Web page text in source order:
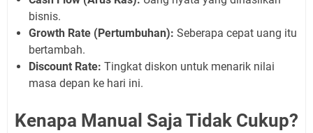
bisnis.
Growth Rate (Pertumbuhan): Seberapa cepat uang itu
bertambah.
Discount Rate: Tingkat diskon untuk menarik nilai
masa depan ke hari ini.
Kenapa Manual Saja Tidak Cukup?